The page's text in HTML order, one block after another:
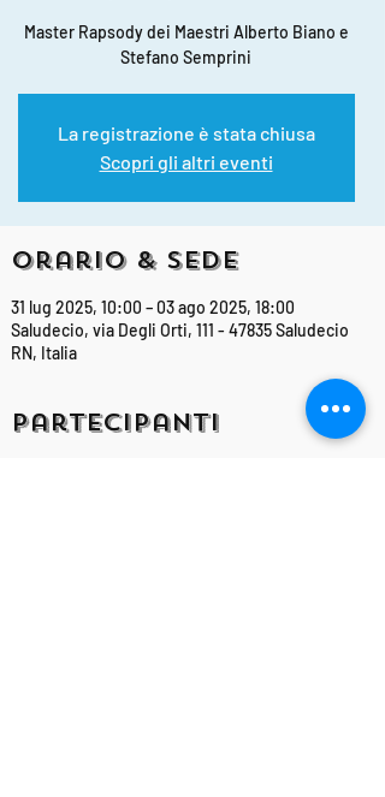
Master Rapsody dei Maestri Alberto Biano e
Stefano Semprini
La registrazione è stata chiusa
Scopri gli altri eventi
Orario & Sede
31 lug 2025, 10:00 – 03 ago 2025, 18:00
Saludecio, via Degli Orti, 111 - 47835 Saludecio
RN, Italia
Partecipanti